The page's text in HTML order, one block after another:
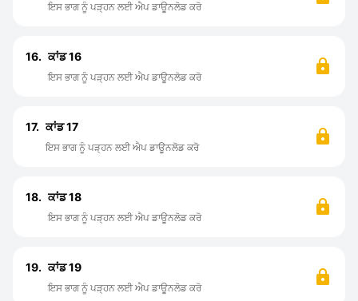
ਇਸ ਭਾਗ ਨੂੰ ਪੜ੍ਹਨ ਲਈ ਐਪ ਡਾਊਨਲੋਡ ਕਰੋ
16. ਕਾਂਡ 16
ਇਸ ਭਾਗ ਨੂੰ ਪੜ੍ਹਨ ਲਈ ਐਪ ਡਾਊਨਲੋਡ ਕਰੋ
17. ਕਾਂਡ 17
ਇਸ ਭਾਗ ਨੂੰ ਪੜ੍ਹਨ ਲਈ ਐਪ ਡਾਊਨਲੋਡ ਕਰੋ
18. ਕਾਂਡ 18
ਇਸ ਭਾਗ ਨੂੰ ਪੜ੍ਹਨ ਲਈ ਐਪ ਡਾਊਨਲੋਡ ਕਰੋ
19. ਕਾਂਡ 19
ਇਸ ਭਾਗ ਨੂੰ ਪੜ੍ਹਨ ਲਈ ਐਪ ਡਾਊਨਲੋਡ ਕਰੋ